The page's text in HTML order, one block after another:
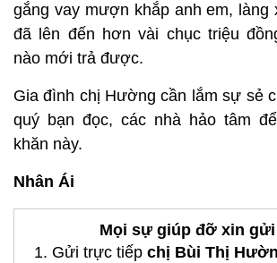
gắng vay mượn khắp anh em, làng
đã lên đến hơn vài chục triệu
nào mới trả được.
Gia đình chị Hường cần lắm sự sẻ
quý bạn đọc, các nhà hảo tâm
khăn này.
Nhân Ái
Mọi sự giúp đỡ xin gửi
1. Gửi trực tiếp chị Bùi Thị